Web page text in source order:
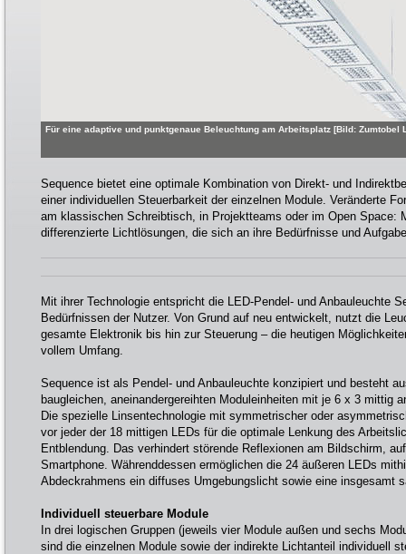
Für eine adaptive und punktgenaue Beleuchtung am Arbeitsplatz [Bild: Zumtobel
Sequence bietet eine optimale Kombination von Direkt- und
einer individuellen Steuerbarkeit der einzelnen Module. Veränderte
am klassischen Schreibtisch, in Projektteams oder im Open Space:
differenzierte Lichtlösungen, die sich an ihre Bedürfnisse und
Mit ihrer Technologie entspricht die LED-Pendel- und Anbauleuchte
Bedürfnissen der Nutzer. Von Grund auf neu entwickelt, nutzt die
gesamte Elektronik bis hin zur Steuerung – die heutigen
vollem Umfang.
Sequence ist als Pendel- und Anbauleuchte konzipiert und besteht
baugleichen, aneinandergereihten Moduleinheiten mit je 6 x 3 mittig
Die spezielle Linsentechnologie mit symmetrischer oder
vor jeder der 18 mittigen LEDs für die optimale Lenkung des
Entblendung. Das verhindert störende Reflexionen am Bildschirm,
Smartphone. Währenddessen ermöglichen die 24 äußeren LEDs
Abdeckrahmens ein diffuses Umgebungslicht sowie eine insgesamt
Individuell steuerbare Module
In drei logischen Gruppen (jeweils vier Module außen und sechs
sind die einzelnen Module sowie der indirekte Lichtanteil individuell